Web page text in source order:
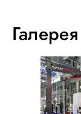
Галерея